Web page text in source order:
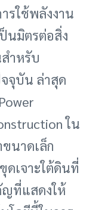
รใช้พลังงาน
นมิตรต่อสิ่ง
ำหรับ
จุบัน ล่าสุด
ใน
นาดเล็ก
ดเจาะใต้ดินที่
ญที่แสดงให้